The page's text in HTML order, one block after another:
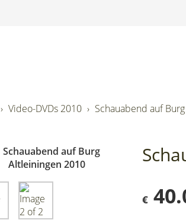
Video-DVDs 2010 Schauabend auf
€